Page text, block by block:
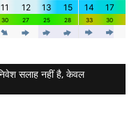
सलाह नहीं है, केवल